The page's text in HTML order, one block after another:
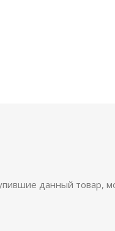
данный товар,